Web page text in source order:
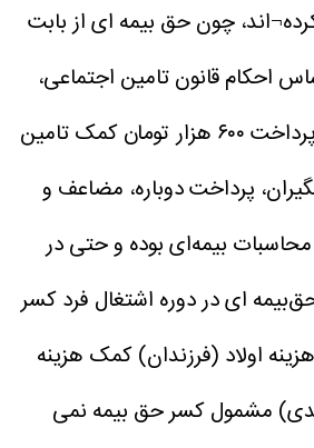
چون حق بیمه ای از بابت
احکام قانون تامین اجتماعی،
پرداخت ۶۰۰ هزار تومان کمک تامین
پرداخت دوباره، مضاعف و
محاسبات بیمه‌ای بوده و حتی در
ای در دوره اشتغال فرد کسر
اولاد (فرزندان) کمک هزینه
مشمول کسر حق بیمه نمی